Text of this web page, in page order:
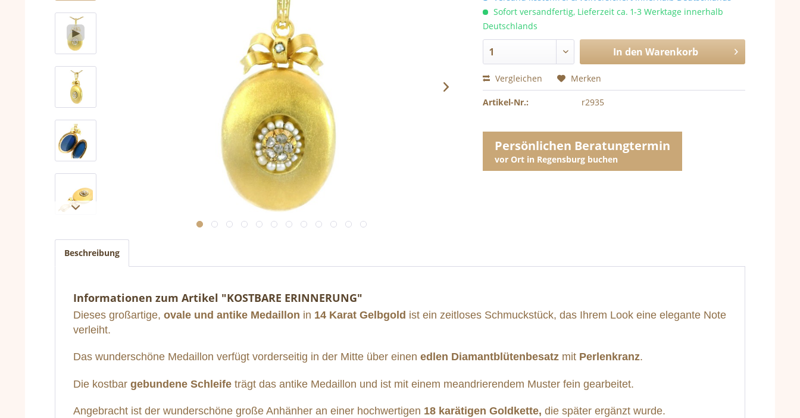
Sofort versandfertig, Lieferzeit ca. 1-3 Werktage innerhalb
Deutschlands
In den Warenkorb
Vergleichen Merken
Artikel-Nr.: r2935
Persönlichen Beratungtermin
vor Ort in Regensburg buchen
Beschreibung
Informationen zum Artikel "KOSTBARE ERINNERUNG"
Dieses großartige, ovale und antike Medaillon in 14 Karat Gelbgold ist ein zeitloses Schmuckstück, das Ihrem Look eine elegante Note
verleiht.
Das wunderschöne Medaillon verfügt vorderseitig in der Mitte über einen edlen Diamantblütenbesatz mit Perlenkranz.
Die kostbar gebundene Schleife trägt das antike Medaillon und ist mit einem meandrierendem Muster fein gearbeitet.
Angebracht ist der wunderschöne große Anhänher an einer hochwertigen 18 karätigen Goldkette, die später ergänzt wurde.